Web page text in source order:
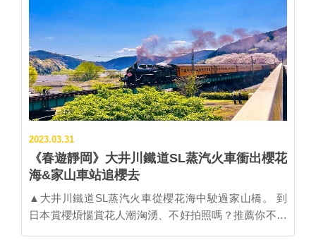
露營。靜岡氣候溫暖四季都適合露營，最喜歡的營地是
有大井川鐵道駛過的川根本町，每年春秋一定會帶小孩
一起去。夏天會去游泳，特別推薦南伊豆町「Hirizo
Beach（ヒリゾ浜）*」，海水清澈透明，非常漂亮！還
有遊覽船可以搭。 *尚未開發的「ヒリゾ海濱」是浮潛
游泳秘境，擁有伊豆最後秘境美稱，海水透明度號稱日
本第一，透明度深達7公尺。 ▲南伊豆秘境「ヒリゾ海
濱Hirizo Beach」。 市川處長 另外，推薦大井川鐵道
「奧大井湖上車站」，住宿「寸又峽」（能享受溫
泉），隔天再到「夢之吊橋*」就是經典的兩天一夜小旅
卑斯山山脈入口、四周群山環繞，曾被TripAdvisor評選
為「此生必去的世界10大徒步吊橋」。橋身橫跨於寶石
多家，密度之高可說是日本之最。 ▲濱松店家「館山寺
鰻魚-志ぶき」的「殿樣鰻魚重」，白燒蒲燒口味一次吃
足。 在口味上，濱松鰻魚走關西風，宰殺時從腹部切
開，不蒸、僅耗時焙烤，外皮吃來酥脆、香氣迷人。推
薦店家「館山寺鰻魚-志ぶき」，可一次吃到白燒蒲燒兩
種口味的「殿樣鰻魚重」套餐，手工自製山椒粉風味絕
佳，是該店調味亮點。 ▲ 三島鰻魚店家「ひいらぎ」
殺時從背部切開，先蒸過後才進行燒烤，整體吃來肉質
極為鬆軟，少了酥脆外皮的口感，卻更好入口。推薦店
家「ひいらぎ」，就在三嶋大社旁，肉質綿密軟嫩的鰻
魚飯，讓人一吃鍾情。 ▲ 溫泉旅館「Hotel Green
Plaza 濱名湖」以鰻魚吃到飽做號召。 此外，濱松市還
2023.03.31
《春遊靜岡》大井川鐵道SL蒸汽火車衝出櫻花
海&家山車站追櫻去
▲大井川鐵道SL蒸汽火車從櫻花海中駛過家山橋。 到
日本賞櫻煩惱賞花人潮洶湧、不好拍照嗎？推薦你不妨